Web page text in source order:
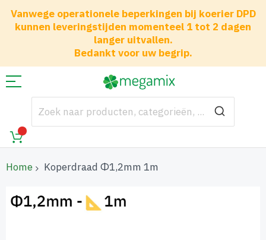
Vanwege operationele beperkingen bij koerier DPD
kunnen leveringstijden momenteel 1 tot 2 dagen
langer uitvallen.
Bedankt voor uw begrip.
Home Koperdraad Φ1,2mm 1m
naar